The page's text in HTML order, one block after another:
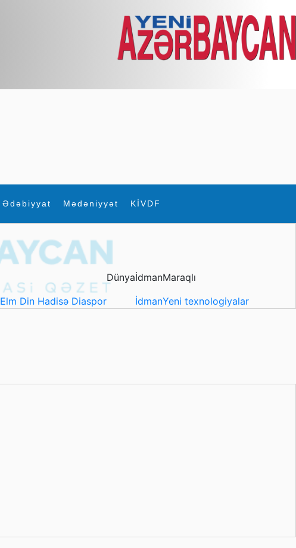
Ədəbiyyat Mədəniyyət KİVDF
Elm Din Hadisə Diaspor
Dünyaİdman
İdman
Maraqlı
Yeni texnologiyalar